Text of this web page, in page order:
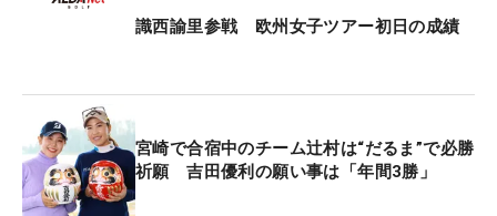
識西諭里参戦 欧州女子ツアー初日の成績
宮崎で合宿中のチーム辻村は“だるま”で必勝
祈願 吉田優利の願い事は「年間3勝」